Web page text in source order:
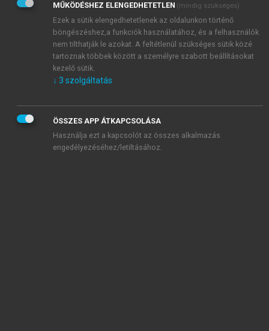
Adatkezelési tájékoztatóbanfoglaltakat tudomásul
veszem és elfogadom.
Általános vásárlási feltételeket, valamint a szotar.netés a
mersz.huoldalak licencszerződéseiben foglaltakat
tudomásul veszem és elfogadom.
KIPRÓBÁLOM
MŰKÖDÉSHEZ ELENGEDHETETLEN (mindig szükséges)
Ezek a sütik elengedhetetlenek az oldalunkon történő
böngészéshez,a funkciók használatához, és a felhasználók
nem tilthatják le azokat. A feltétlenül szükséges sütik közé
tartoznak többek között a személyre szabott beállításokat
kezelő sütik.
↓ 3 szolgáltatás
ÖSSZES APP ÁTKAPCSOLÁSA
Használja ezt a kapcsolót az összes alkalmazás
engedélyezéséhez/letiltásához.